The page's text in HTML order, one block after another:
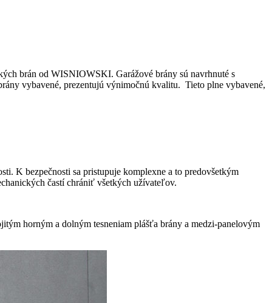
brán od WISNIOWSKI. Garážové brány sú navrhnuté s
vybavené, prezentujú výnimočnú kvalitu. Tieto plne vybavené,
K bezpečnosti sa pristupuje komplexne a to predovšetkým
častí chrániť všetkých užívateľov.
horným a dolným tesneniam plášťa brány a medzi-panelovým